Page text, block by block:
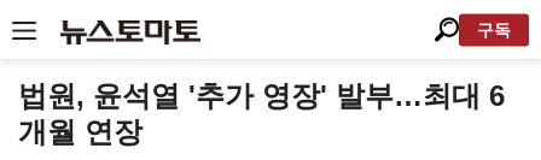
구독
법원, 윤석열 '추가 영장' 발부…최대 6
개월 연장